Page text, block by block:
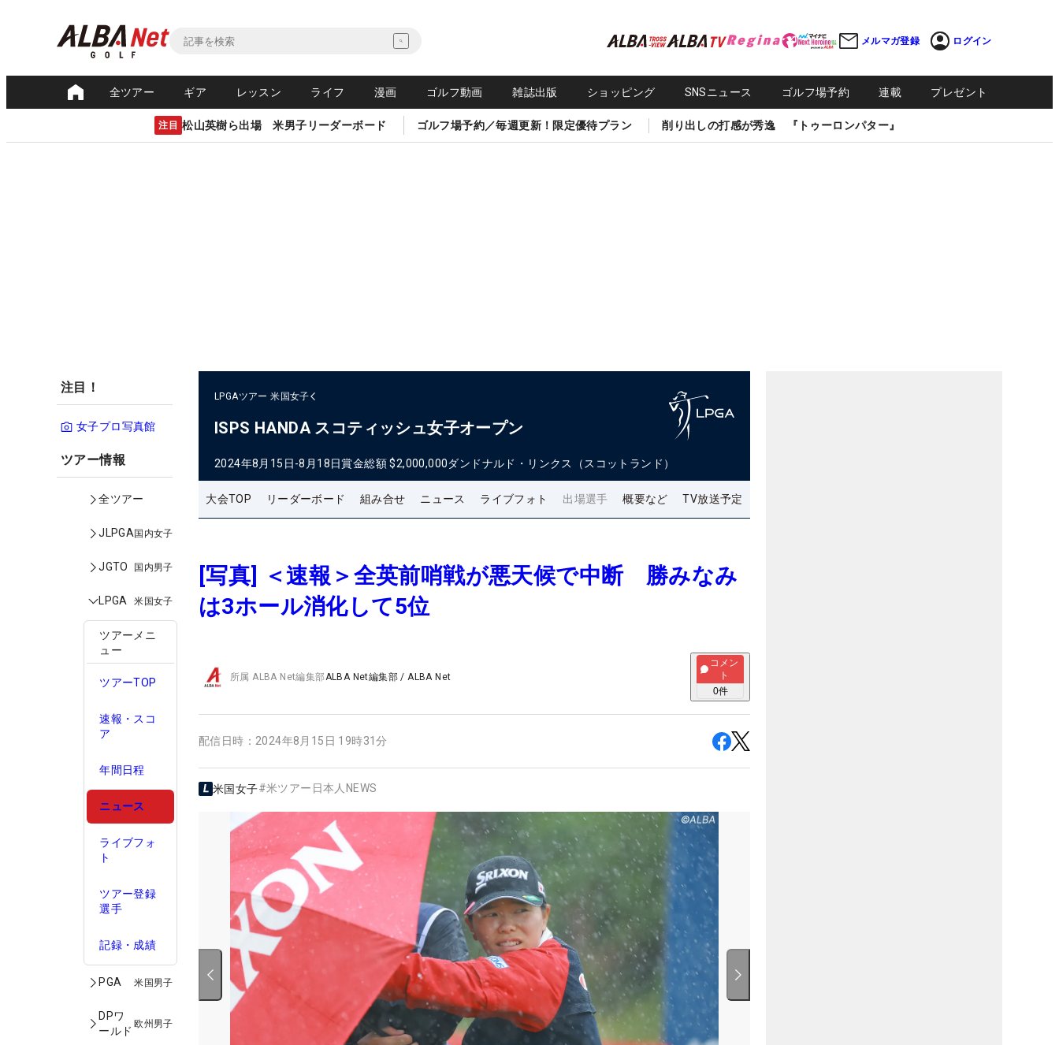
メルマガ登録 ログイン
全ツアー ギア レッスン ライフ 漫画 ゴルフ動画 雑誌出版 ショッピング SNSニュース ゴルフ場予約 連載 プレゼント
注目 松山英樹ら出場 米男子リーダーボード ゴルフ場予約／毎週更新！限定優待プラン 削り出しの打感が秀逸 『トゥーロンパター』
注目！
女子プロ写真館
ツアー情報
全ツアー
JLPGA国内女子
JGTO 国内男子
LPGA 米国女子
ツアーメニ
ュー
ツアーTOP
速報・スコ
ア
年間日程
ニュース
ライブフォ
ト
ツアー登録
選手
記録・成績
PGA 米国男子
DPワ
ールド
欧州男子
LPGAツアー 米国女子
ISPS HANDA スコティッシュ女子オープン
2024年8月15日-8月18日賞金総額 $2,000,000ダンドナルド・リンクス（スコットランド）
大会TOP リーダーボード 組み合せ ニュース ライブフォト 出場選手 概要など TV放送予定
[写真] ＜速報＞全英前哨戦が悪天候で中断 勝みなみ
は3ホール消化して5位
所属ALBA Net編集部ALBA Net編集部 /ALBA Net
コメン
ト
0件
配信日時： 2024年8月15日 19時31分
米国女子#米ツアー日本人NEWS